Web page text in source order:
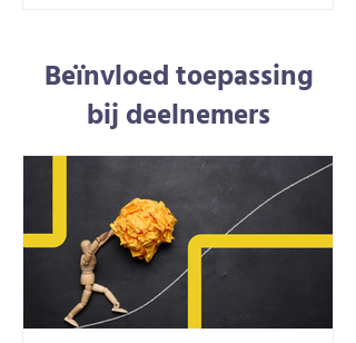
Beïnvloed toepassing
bij deelnemers